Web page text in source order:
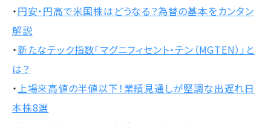
・円安・円高で米国株はどうなる？為替の基本をカンタン
解説
・新たなテック指数「マグニフィセント・テン（MGTEN）」と
は？
・上場来高値の半値以下！業績見通しが堅調な出遅れ日
本株8選